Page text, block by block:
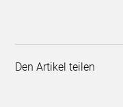
Den Artikel teilen